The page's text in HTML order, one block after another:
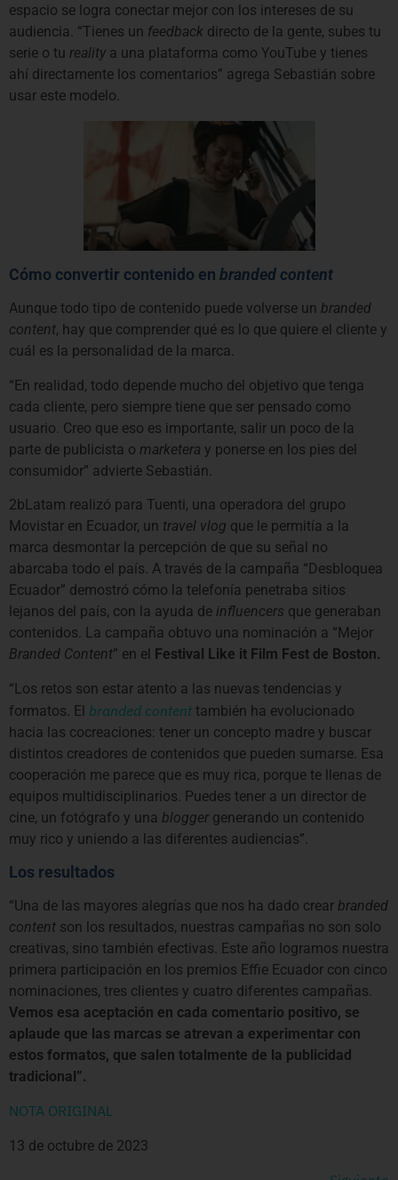
espacio se logra conectar mejor con los intereses de su
audiencia. “Tienes un feedback directo de la gente, subes tu
serie o tu reality a una plataforma como YouTube y tienes
ahí directamente los comentarios” agrega Sebastián sobre
usar este modelo.
Cómo convertir contenido en branded content
Aunque todo tipo de contenido puede volverse un branded
content, hay que comprender qué es lo que quiere el cliente y
cuál es la personalidad de la marca.
“En realidad, todo depende mucho del objetivo que tenga
cada cliente, pero siempre tiene que ser pensado como
usuario. Creo que eso es importante, salir un poco de la
parte de publicista o marketera y ponerse en los pies del
consumidor” advierte Sebastián.
2bLatam realizó para Tuenti, una operadora del grupo
Movistar en Ecuador, un travel vlog que le permitía a la
marca desmontar la percepción de que su señal no
abarcaba todo el país. A través de la campaña “Desbloquea
Ecuador” demostró cómo la telefonía penetraba sitios
lejanos del país, con la ayuda de influencers que generaban
contenidos. La campaña obtuvo una nominación a “Mejor
Branded Content” en el Festival Like it Film Fest de Boston.
“Los retos son estar atento a las nuevas tendencias y
formatos. El branded content también ha evolucionado
hacia las cocreaciones: tener un concepto madre y buscar
distintos creadores de contenidos que pueden sumarse. Esa
cooperación me parece que es muy rica, porque te llenas de
equipos multidisciplinarios. Puedes tener a un director de
cine, un fotógrafo y una blogger generando un contenido
muy rico y uniendo a las diferentes audiencias”.
Los resultados
“Una de las mayores alegrías que nos ha dado crear branded
content son los resultados, nuestras campañas no son solo
creativas, sino también efectivas. Este año logramos nuestra
primera participación en los premios Effie Ecuador con cinco
nominaciones, tres clientes y cuatro diferentes campañas.
Vemos esa aceptación en cada comentario positivo, se
aplaude que las marcas se atrevan a experimentar con
estos formatos, que salen totalmente de la publicidad
tradicional”.
NOTA ORIGINAL
13 de octubre de 2023